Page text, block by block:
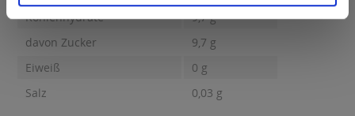
Kohlenhydrate
9,7 g
davon Zucker
9,7 g
Eiweiß
0 g
Salz
0,03 g